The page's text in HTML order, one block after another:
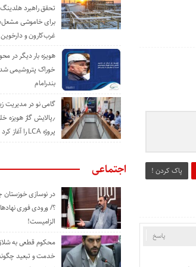
پاک کردن !
پاسخ
تحقق راهبرد
برای خاموشی
غرب‌کارون و دارخوین
هویزه بار دیگر در
خوراک پتروشیمی
بندرامام
گامی نو در
٫پالایش گاز هویزه
پروژه LCA را آغاز کرد
اجتماعی
در نوسازی
؟/ ورودی فوری
الزامیست!
محکوم قطعی به
خدمت و تبعید چگونه